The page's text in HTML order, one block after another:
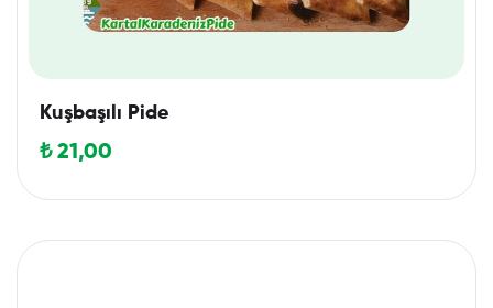
Kuşbaşılı Pide
₺21,00